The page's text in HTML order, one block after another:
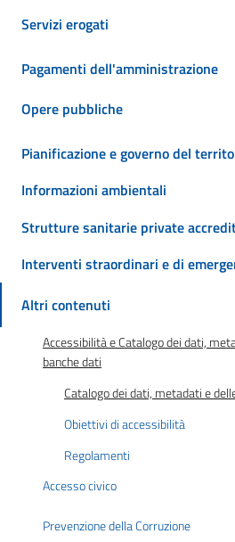
Servizi erogati
Pagamenti dell'amministrazione
Opere pubbliche
Pianificazione e governo del
Informazioni ambientali
Strutture sanitarie private
Interventi straordinari e di
Altri contenuti
Accessibilità e Catalogo dei dati,
banche dati
Catalogo dei dati, metadati e
Obiettivi di accessibilità
Regolamenti
Accesso civico
Prevenzione della Corruzione